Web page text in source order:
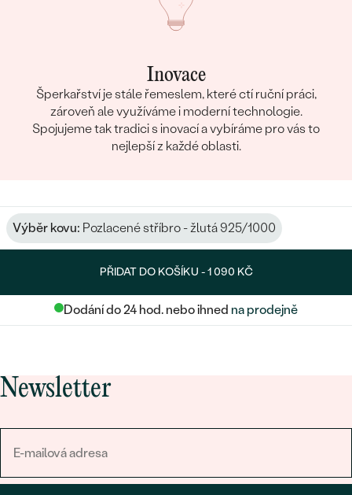
Inovace
Šperkařství je stále řemeslem, které ctí ruční práci,
zároveň ale využíváme i moderní technologie.
Spojujeme tak tradici s inovací a vybíráme pro vás to
nejlepší z každé oblasti.
Výběr kovu: Pozlacené stříbro - žlutá 925/1000
PŘIDAT DO KOŠÍKU -1 090 KČ
Dodání do 24 hod. nebo ihned na prodejně
Newsletter